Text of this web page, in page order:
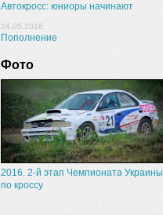
Автокросс: юниоры начинают
24.05.2016
Пополнение
Фото
2016. 2-й этап Чемпионата Украины
по кроссу